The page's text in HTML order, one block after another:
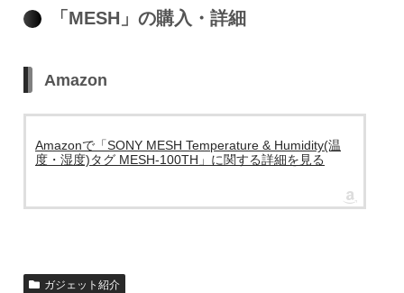
「MESH」の購入・詳細
Amazon
Amazonで「SONY MESH Temperature & Humidity(温
度・湿度)タグ MESH-100TH」に関する詳細を見る
ガジェット紹介